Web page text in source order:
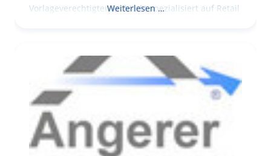
Vorlageverechtigter Architekt spezialisiert auf Retail
Weiterlesen …